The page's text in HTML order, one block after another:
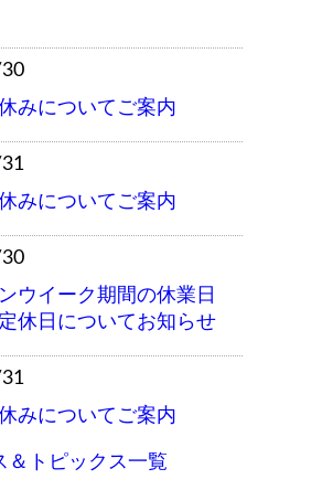
みについてご案内
みについてご案内
ウイーク期間の休業日
休日についてお知らせ
みについてご案内
＆トピックス一覧